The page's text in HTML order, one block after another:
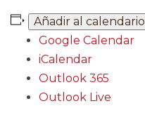
Añadir al calendario
Google Calendar
iCalendar
Outlook 365
Outlook Live